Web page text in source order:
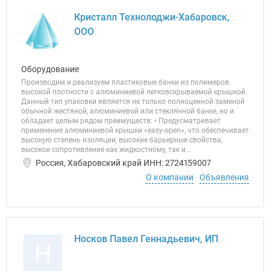
Кристалл Технолоджи-Хабаровск,
ООО
Оборудование
Производим и реализуем пластиковые банки из полимеров
высокой плотности с алюминиевой легковскрываемой крышкой.
Данный тип упаковки является не только полноценной заменой
обычной жестяной, алюминиевой или стеклянной банке, но и
обладает целым рядом преимуществ: • Предусматривает
применение алюминиевой крышки «easy-open», что обеспечивает
высокую степень изоляции, высокие барьерные свойства,
высокое сопротивление как жидкостному, так и...
Россия, Хабаровский край ИНН: 2724159007
О компании
Объявления
Носков Павел Геннадьевич, ИП